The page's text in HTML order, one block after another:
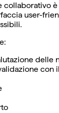
user-
delle
con